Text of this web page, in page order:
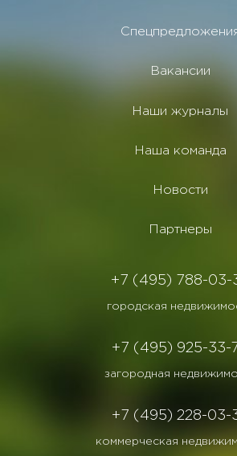
Вакансии
Наши журналы
Наша команда
Новости
Партнеры
+7 (495) 788-03-
городская
+7 (495) 925-33-
загородная
+7 (495) 228-03-
коммерческая